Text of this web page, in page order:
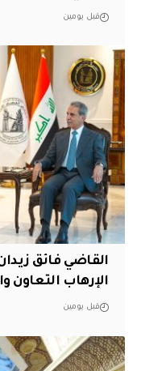
قبل يومين
القاضي فائق
الإرهاب
قبل يومين